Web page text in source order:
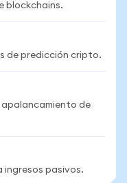
blockchains.
de predicción cripto.
de
ingresos pasivos.